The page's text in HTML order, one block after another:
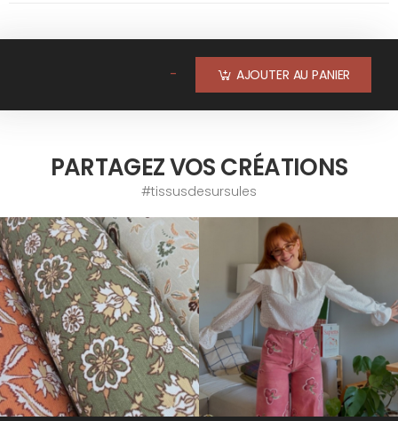
- AJOUTER AU PANIER
PARTAGEZ VOS CRÉATIONS
#tissusdesursules